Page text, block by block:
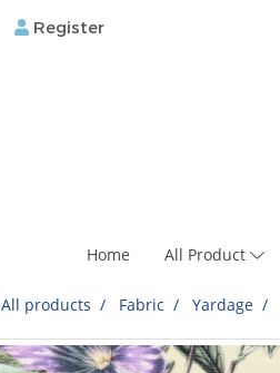
Register
Home All Product
All products Fabric Yardage